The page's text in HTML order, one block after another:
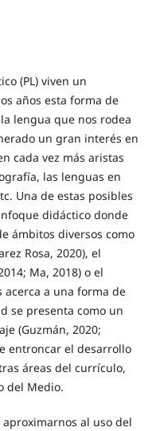
(PL) viven un
años esta forma de
lengua que nos rodea
un gran interés en
cada vez más aristas
las lenguas en
Una de estas posibles
didáctico donde
ámbitos diversos como
Rosa, 2020), el
Ma, 2018) o el
acerca a una forma de
se presenta como un
(Guzmán, 2020;
entroncar el desarrollo
áreas del currículo,
del Medio.
al uso del